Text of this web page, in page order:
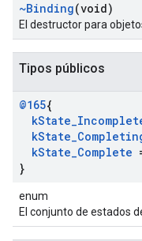
~Binding(void)
El destructor para
Tipos públicos
@165{
kState_
kState_
kState_Complete
}
enum
El conjunto de estados